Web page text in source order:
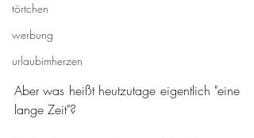
törtchen
werbung
urlaubimherzen
Aber was heißt heutzutage eigentlich "eine
lange Zeit"?